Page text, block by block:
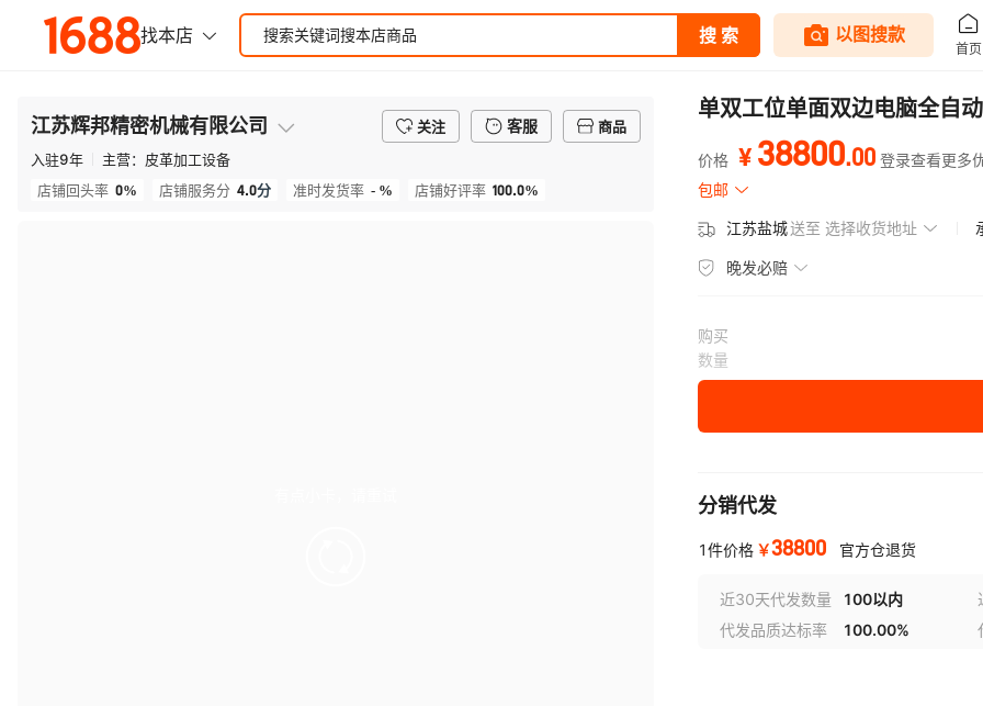
江苏辉邦精密机械有限公司 关注 客服
商品
入驻9年 主营： 皮革加工设备
店铺回头率 0% 店铺服务分 4.0分 准时发货率 - % 店铺好评率 100.0%
单双工位单面双边电脑全自
价格 ¥ 38800.00 登录查看更多
包邮
江苏盐城送至 选择收货地址
晚发必赔
购买
数量
分销代发
1件价格 ￥38800 官方仓退货
近30天代发数量 100以内
代发品质达标率
100.00%